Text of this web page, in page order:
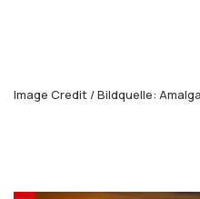
Image Credit / Bildquelle: